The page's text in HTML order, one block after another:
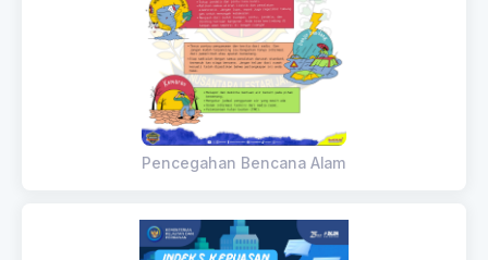
Pencegahan Bencana Alam